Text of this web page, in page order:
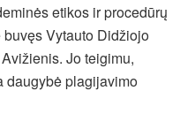
etikos ir procedūrų
Vytauto Didžiojo
Jo teigimu,
daugybė plagijavimo